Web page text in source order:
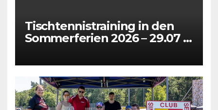
Tischtennistraining in den
Sommerferien 2026 – 29.07 +